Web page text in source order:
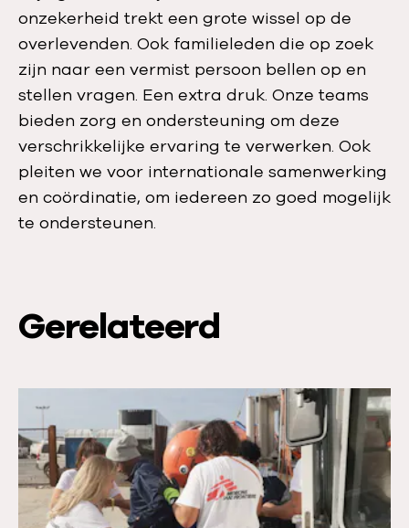
onzekerheid trekt een grote wissel op de
overlevenden. Ook familieleden die op zoek
zijn naar een vermist persoon bellen op en
stellen vragen. Een extra druk. Onze teams
bieden zorg en ondersteuning om deze
verschrikkelijke ervaring te verwerken. Ook
pleiten we voor internationale samenwerking
en coördinatie, om iedereen zo goed mogelijk
te ondersteunen.
Gerelateerd
e
e
s